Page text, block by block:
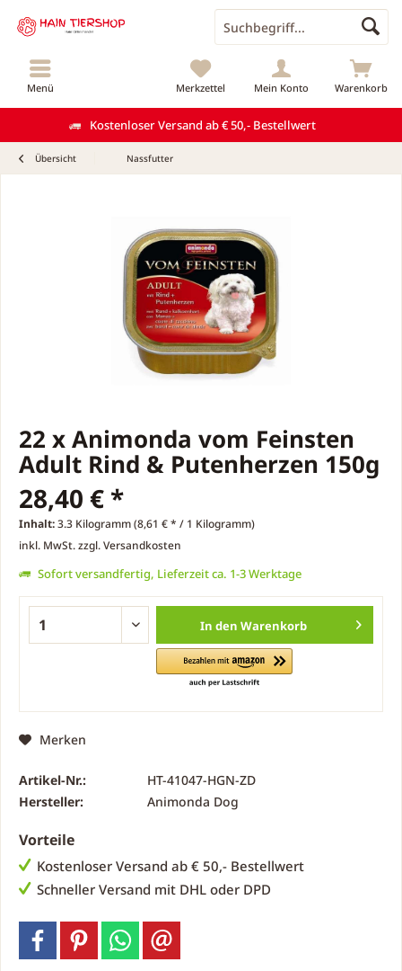
Kostenloser Versand ab € 50,- Bestellwert
Menü Warenkorb
Merkzettel Mein Konto
Übersicht Nassfutter
22 x Animonda vom Feinsten
Adult Rind & Putenherzen 150g
28,40 € *
Inhalt:3.3 Kilogramm (8,61 € * / 1 Kilogramm)
inkl. MwSt.zzgl. Versandkosten
Sofort versandfertig, Lieferzeit ca. 1-3 Werktage
In den Warenkorb
Merken
Artikel-Nr.:
HT-41047-HGN-ZD
Hersteller:
Animonda Dog
Vorteile
Kostenloser Versand ab € 50,- Bestellwert
Schneller Versand mit DHL oder DPD